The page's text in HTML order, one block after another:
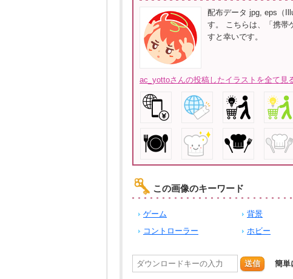
配布データ jpg, eps（
す。 こちらは、「携帯
すと幸いです。
ac_yottoさんの投稿したイラストを全て見
この画像のキーワード
ゲーム 背景
コントローラー
ホビー
送信 簡単